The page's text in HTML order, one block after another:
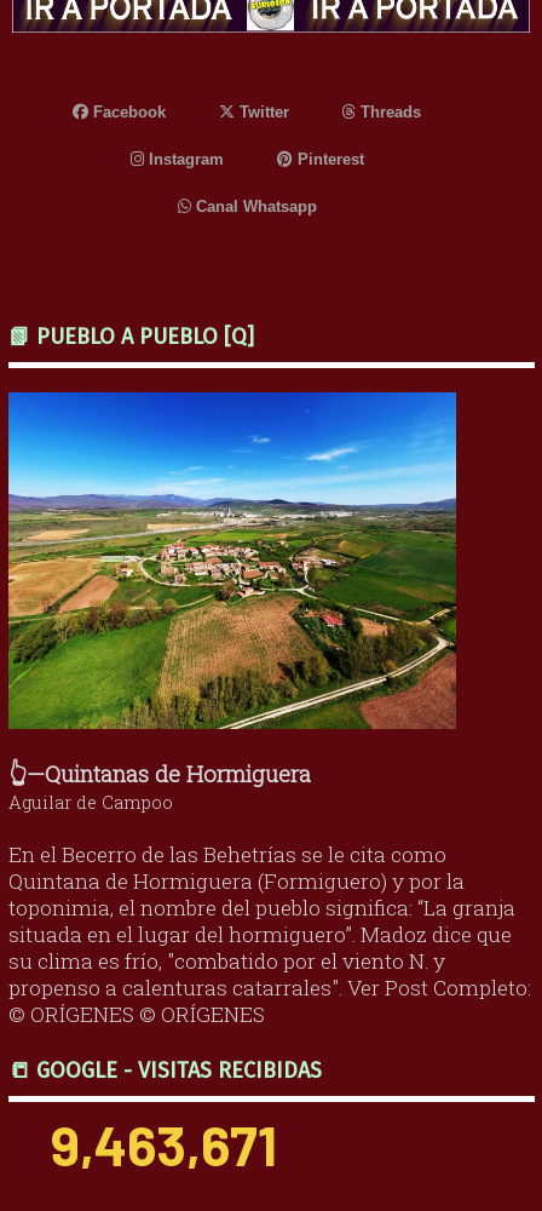
Facebook Twitter Threads
Instagram Pinterest
Canal Whatsapp
📗 PUEBLO A PUEBLO [Q]
👆—Quintanas de Hormiguera
Aguilar de Campoo
En el Becerro de las Behetrías se le cita como
Quintana de Hormiguera (Formiguero) y por la
toponimia, el nombre del pueblo significa: “La granja
situada en el lugar del hormiguero”. Madoz dice que
su clima es frío, "combatido por el viento N. y
propenso a calenturas catarrales". Ver Post Completo:
© ORÍGENES © ORÍGENES
📒 GOOGLE - VISITAS RECIBIDAS
9,463,671